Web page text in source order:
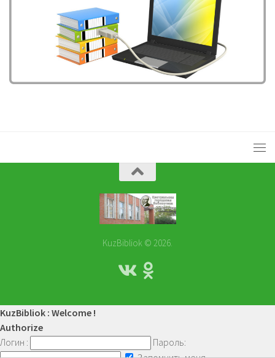
KuzBibliok © 2026.
KuzBibliok : Welcome !
Authorize
Логин :
Пароль: